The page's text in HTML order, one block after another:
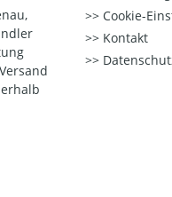
Cookie-
Kontakt